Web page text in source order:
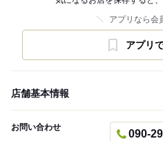
アプリなら会
アプリ
店舗基本情報
お問い合わせ
090-